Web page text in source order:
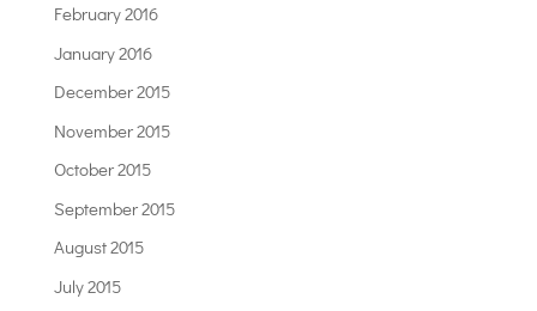
February 2016
January 2016
December 2015
November 2015
October 2015
September 2015
August 2015
July 2015